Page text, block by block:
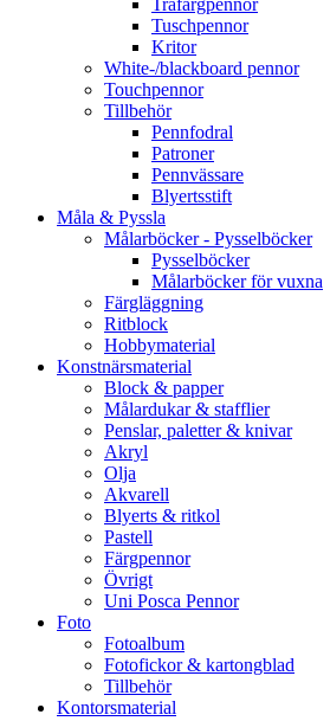
Träfärgpennor
Tuschpennor
Kritor
White-/blackboard pennor
Touchpennor
Tillbehör
Pennfodral
Patroner
Pennvässare
Blyertsstift
Måla & Pyssla
Målarböcker - Pysselböcker
Pysselböcker
Målarböcker för vuxna
Färgläggning
Ritblock
Hobbymaterial
Konstnärsmaterial
Block & papper
Målardukar & stafflier
Penslar, paletter & knivar
Akryl
Olja
Akvarell
Blyerts & ritkol
Pastell
Färgpennor
Övrigt
Uni Posca Pennor
Foto
Fotoalbum
Fotofickor & kartongblad
Tillbehör
Kontorsmaterial